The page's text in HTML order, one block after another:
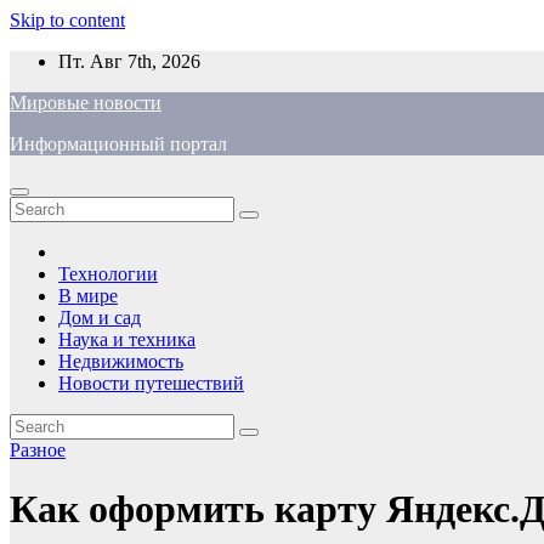
Skip to content
Пт. Авг 7th, 2026
Мировые новости
Информационный портал
Технологии
В мире
Дом и сад
Наука и техника
Недвижимость
Новости путешествий
Разное
Как оформить карту